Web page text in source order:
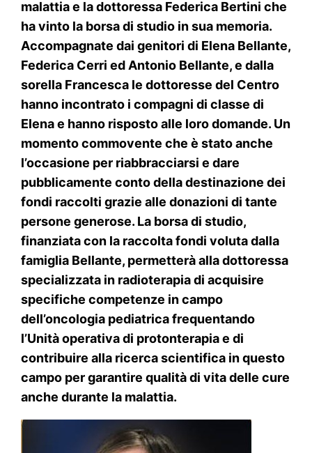
malattia e la dottoressa Federica Bertini che
ha vinto la borsa di studio in sua memoria.
Accompagnate dai genitori di Elena Bellante,
Federica Cerri ed Antonio Bellante, e dalla
sorella Francesca le dottoresse del Centro
hanno incontrato i compagni di classe di
Elena e hanno risposto alle loro domande. Un
momento commovente che è stato anche
l’occasione per riabbracciarsi e dare
pubblicamente conto della destinazione dei
fondi raccolti grazie alle donazioni di tante
persone generose. La borsa di studio,
finanziata con la raccolta fondi voluta dalla
famiglia Bellante, permetterà alla dottoressa
specializzata in radioterapia di acquisire
specifiche competenze in campo
dell’oncologia pediatrica frequentando
l’Unità operativa di protonterapia e di
contribuire alla ricerca scientifica in questo
campo per garantire qualità di vita delle cure
anche durante la malattia.